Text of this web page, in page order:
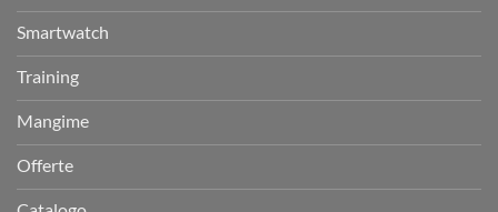
Smartwatch
Training
Mangime
Offerte